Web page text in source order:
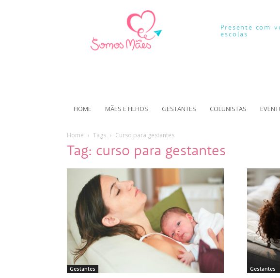
Presente com
escolas
HOME MÃES E FILHOS GESTANTES COLUNISTAS
Home Tags Curso para gestantes
Tag: curso para gestantes
Gestantes Gestantes